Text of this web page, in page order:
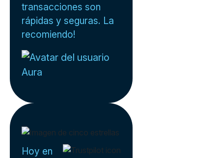
transacciones son
rápidas y seguras. La
recomiendo!
Aura
Hoy en